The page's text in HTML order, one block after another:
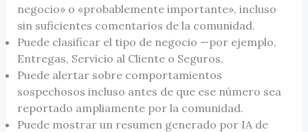
negocio» o «probablemente importante», incluso
sin suficientes comentarios de la comunidad.
Puede clasificar el tipo de negocio —por ejemplo,
Entregas, Servicio al Cliente o Seguros.
Puede alertar sobre comportamientos
sospechosos incluso antes de que ese número sea
reportado ampliamente por la comunidad.
Puede mostrar un resumen generado por IA de